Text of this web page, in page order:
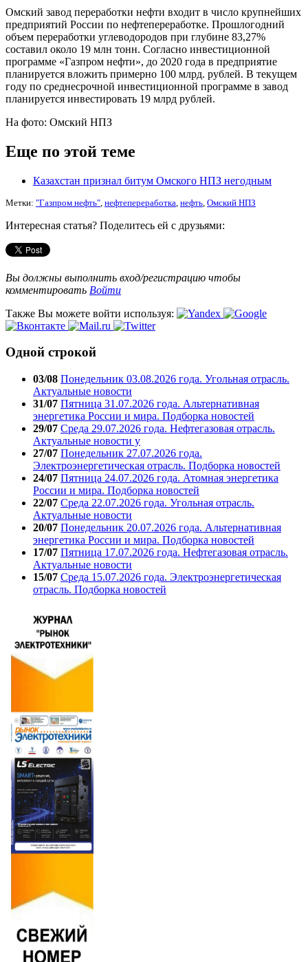
Омский завод переработки нефти входит в число крупнейших
предприятий России по нефтепереработке. Прошлогодний
объем переработки углеводородов при глубине 83,27%
составил около 19 млн тонн. Согласно инвестиционной
программе «Газпром нефти», до 2020 года в предприятие
планируется вложить примерно 100 млрд. рублей. В текущем
году по среднесрочной инвестиционной программе в завод
планируется инвестировать 19 млрд рублей.
На фото: Омский НПЗ
Еще по этой теме
Казахстан признал битум Омского НПЗ негодным
Метки: "Газпром нефть" нефтепереработка нефть Омский НПЗ
Интересная статья? Поделитесь ей с друзьями:
Вы должны выполнить вход/регистрацию чтобы
комментировать Войти
Также Вы можете войти используя:
Одной строкой
03/08 Понедельник 03.08.2026 года. Угольная отрасль.
Актуальные новости
31/07 Пятница 31.07.2026 года. Альтернативная
энергетика России и мира. Подборка новостей
29/07 Среда 29.07.2026 года. Нефтегазовая отрасль.
Актуальные новости у
27/07 Понедельник 27.07.2026 года.
Электроэнергетическая отрасль. Подборка новостей
24/07 Пятница 24.07.2026 года. Атомная энергетика
России и мира. Подборка новостей
22/07 Среда 22.07.2026 года. Угольная отрасль.
Актуальные новости
20/07 Понедельник 20.07.2026 года. Альтернативная
энергетика России и мира. Подборка новостей
17/07 Пятница 17.07.2026 года. Нефтегазовая отрасль.
Актуальные новости
15/07 Среда 15.07.2026 года. Электроэнергетическая
отрасль. Подборка новостей